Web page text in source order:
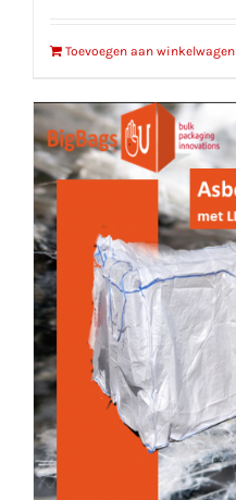
Toevoegen aan winkelwagen